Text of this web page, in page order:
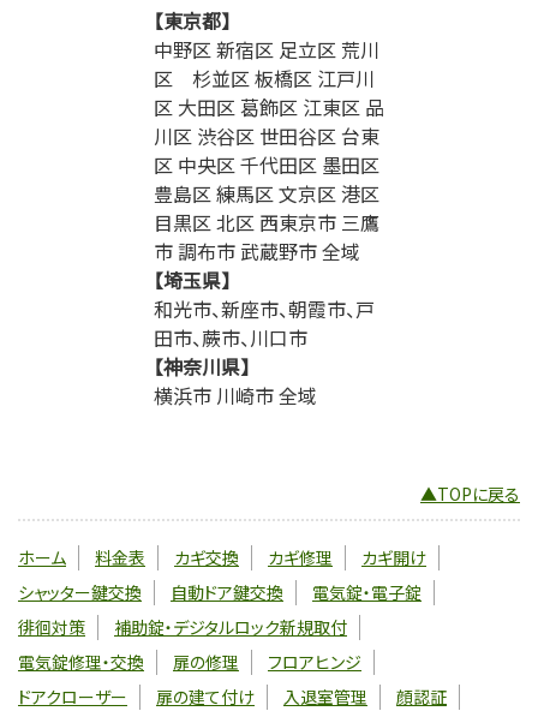
【東京都】
中野区 新宿区 足立区 荒川
区 杉並区 板橋区 江戸川
区 大田区 葛飾区 江東区 品
川区 渋谷区 世田谷区 台東
区 中央区 千代田区 墨田区
豊島区 練馬区 文京区 港区
目黒区 北区 西東京市 三鷹
市 調布市 武蔵野市 全域
【埼玉県】
和光市、新座市、朝霞市、戸
田市、蕨市、川口市
【神奈川県】
横浜市 川崎市 全域
▲TOPに戻る
ホーム 料金表 カギ交換 カギ修理
カギ開け
シャッター鍵交換
自動ドア鍵交換
電気錠・電子錠
徘徊対策
補助錠・デジタルロック新規取付
電気錠修理・交換
扉の修理
フロアヒンジ
ドアクローザー
扉の建て付け 入退室管理 顔認証